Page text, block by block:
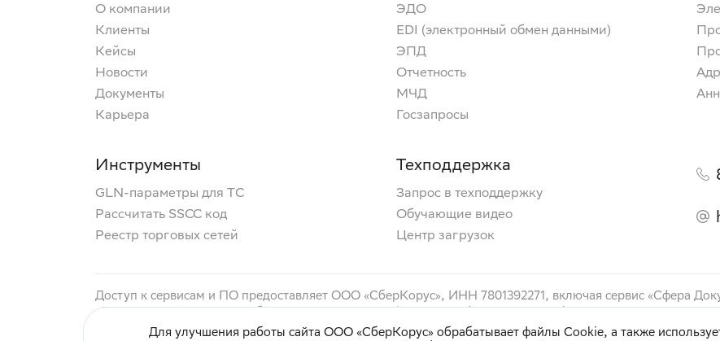
О компании
Клиенты
Кейсы
Новости
Документы
Карьера
ЭДО
EDI (электронный обмен данными)
ЭПД
Отчетность
МЧД
Госзапросы
Инструменты
GLN-параметры для ТС
Рассчитать SSCC код
Реестр торговых сетей
Техподдержка
Запрос в техподдержку
Обучающие видео
Центр загрузок
Доступ к сервисам и ПО предоставляет ООО «СберКорус», ИНН 7801392271, включая сервис «Сфера
«Электронный документооборот с контрагентами»), сервис «Сфера Торговля» (маркетинговое
сервис «Сфера Перевозки» (маркетинговое наименование «ЭПД»), сервис «Сфера Доверенности»
Для улучшения работы сайта ООО «СберКорус» обрабатывает файлы Cookie, а также